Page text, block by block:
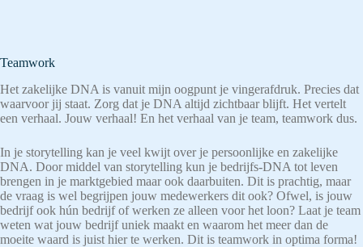
Teamwork
Het zakelijke DNA is vanuit mijn oogpunt je vingerafdruk. Precies dat
waarvoor jij staat. Zorg dat je DNA altijd zichtbaar blijft. Het vertelt
een verhaal. Jouw verhaal! En het verhaal van je team, teamwork dus.
In je storytelling kan je veel kwijt over je persoonlijke en zakelijke
DNA. Door middel van storytelling kun je bedrijfs-DNA tot leven
brengen in je marktgebied maar ook daarbuiten. Dit is prachtig, maar
de vraag is wel begrijpen jouw medewerkers dit ook? Ofwel, is jouw
bedrijf ook hún bedrijf of werken ze alleen voor het loon? Laat je team
weten wat jouw bedrijf uniek maakt en waarom het meer dan de
moeite waard is juist hier te werken. Dit is teamwork in optima forma!